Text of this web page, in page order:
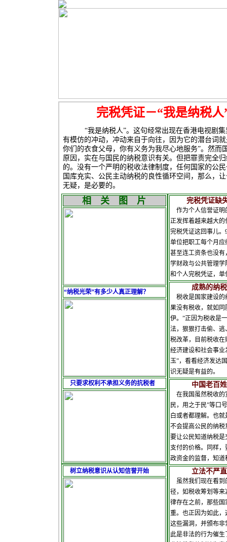
完税凭证－“我是纳税人
“我是纳税人”。这句经常出现在香港电视剧集
有模仿的冲动，冲动来自于向往，因为它的潜台词
你们的衣食父母，你有义务为我尽心地服务”。然而
原因，实在与国民的纳税意识有关。但把罪责完全
的。没有一个严明的税收法律制度，任何国家的公
国库充实、公民主动纳税的良性循环空间，那么，
无疑，是必
相 关 图 片
“纳税光荣”有多少人真正理解？
只要求权利不承担义务的抗税者
树立纳税意识从认知信誉开始
完税凭证缺失
作为个人信誉证明
正发挥着越来越大
完税凭证这回事儿
单位把职工每个月
甚至连工资条也没
学财政与公共管理
和个人完税凭证，
成熟的纳税意
税收是国家建设的
果没有税收，就如
伊。”正因为税收是
法，狠狠打击偷、逃
税改革，目前税收
经济建设和社会事业
玉”，看看经济发达
识无疑
中国老百姓并
在我国虽然税收的
民，用之于民”等口
白或者都理解。也
不会提高公民的纳
要让公民知道纳税
支付的价格。同样
政资金的监督，知
立法不严直接
虽然我们现在看到
径，如税收筹划等
律存在之前，那些
重。也正因为如此
这些漏洞，并颁布
此是非法的行为催